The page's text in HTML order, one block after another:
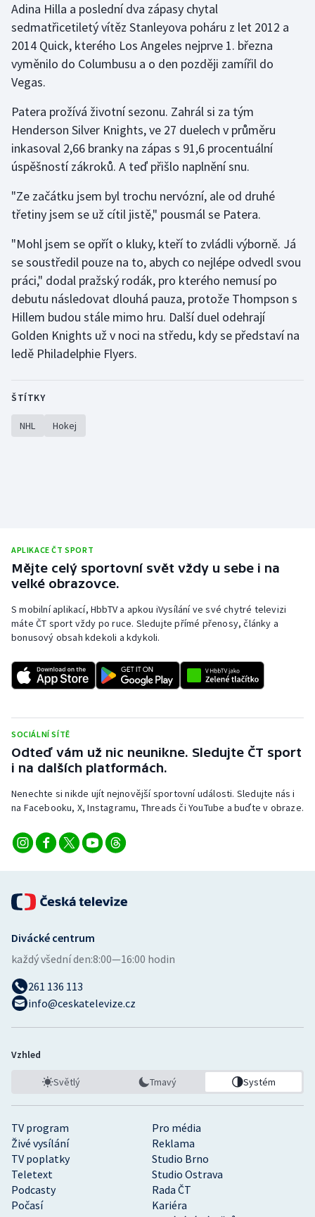
Parasport
Plavání
Plážový volejbal
Ragby
Rychlobruslení
Short track
Sportovní střelba
Stolní tenis
Triatlon
Veslování
Adina Hilla a poslední dva zápasy chytal
sedmatřicetiletý vítěz Stanleyova poháru z let 2012 a
2014 Quick, kterého Los Angeles nejprve 1. března
vyměnilo do Columbusu a o den později zamířil do
Vegas.
Patera prožívá životní sezonu. Zahrál si za tým
Henderson Silver Knights, ve 27 duelech v průměru
inkasoval 2,66 branky na zápas s 91,6 procentuální
úspěšností zákroků. A teď přišlo naplnění snu.
"Ze začátku jsem byl trochu nervózní, ale od druhé
třetiny jsem se už cítil jistě," pousmál se Patera.
"Mohl jsem se opřít o kluky, kteří to zvládli výborně. Já
se soustředil pouze na to, abych co nejlépe odvedl svou
práci," dodal pražský rodák, pro kterého nemusí po
debutu následovat dlouhá pauza, protože Thompson s
Hillem budou stále mimo hru. Další duel odehrají
Golden Knights už v noci na středu, kdy se představí na
ledě Philadelphie Flyers.
ŠTÍTKY
NHL Hokej
APLIKACE ČT SPORT
Mějte celý sportovní svět vždy u sebe i na
velké obrazovce.
S mobilní aplikací, HbbTV a apkou iVysílání ve své chytré televizi
máte ČT sport vždy po ruce. Sledujte přímé přenosy, články a
bonusový obsah kdekoli a kdykoli.
SOCIÁLNÍ SÍTĚ
Odteď vám už nic neunikne. Sledujte ČT sport
i na dalších platformách.
Nenechte si nikde ujít nejnovější sportovní události. Sledujte nás i
na Facebooku, X, Instagramu, Threads či YouTube a buďte v obraze.
TV program
Pro média
Živé vysílání
Reklama
TV poplatky
Studio Brno
Teletext
Studio Ostrava
Podcasty
Rada ČT
Počasí
Kariéra
Divácké centrum
každý všední den:8:00—16:00 hodin
261 136 113
info@ceskatelevize.cz
Vzhled
Světlý Tmavý Systém